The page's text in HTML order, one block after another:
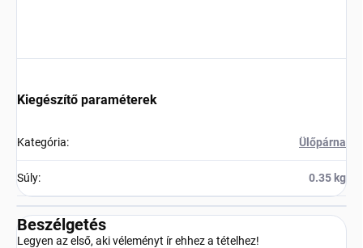
Kiegészítő paraméterek
Kategória: Ülőpárna
Súly: 0.35 kg
Beszélgetés
Legyen az első, aki véleményt ír ehhez a tételhez!